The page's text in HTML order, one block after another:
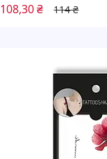
114 ₴
108,30 ₴